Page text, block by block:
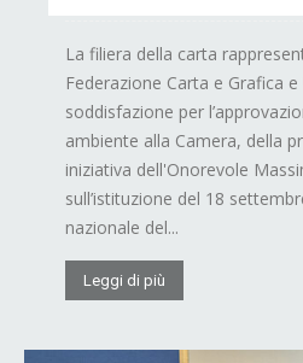
La filiera della carta
Federazione Carta e Grafica
soddisfazione per
ambiente alla Camera, della
iniziativa dell'Onorevole
sull’istituzione del 18
nazionale del...
Leggi di più